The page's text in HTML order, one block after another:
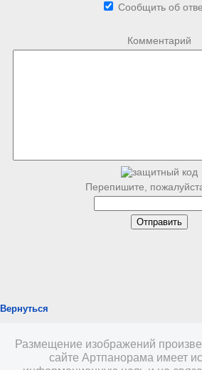
Сообщить об
Комментарий
Перепишите,
Вернуться
Размещение изображений
сайте Артпанорама имеет